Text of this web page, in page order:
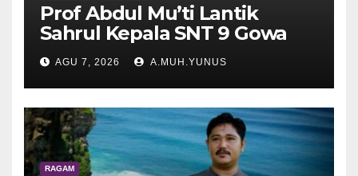
Prof Abdul Mu’ti Lantik
Sahrul Kepala SNT 9 Gowa
AGU 7, 2026 A.MUH.YUNUS
RAGAM